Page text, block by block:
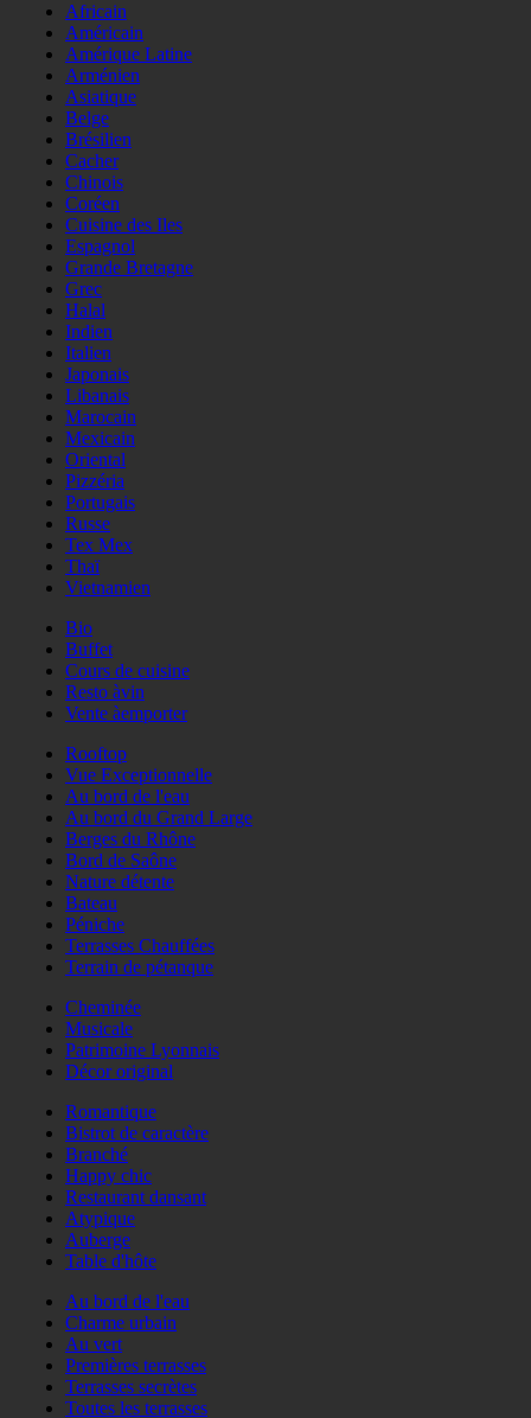
Africain
Américain
Amérique Latine
Arménien
Asiatique
Belge
Brésilien
Cacher
Chinois
Coréen
Cuisine des Iles
Espagnol
Grande Bretagne
Grec
Halal
Indien
Italien
Japonais
Libanais
Marocain
Mexicain
Oriental
Pizzéria
Portugais
Russe
Tex Mex
Thaï
Vietnamien
Bio
Buffet
Cours de cuisine
Resto àvin
Vente àemporter
Rooftop
Vue Exceptionnelle
Au bord de l'eau
Au bord du Grand Large
Berges du Rhône
Bord de Saône
Nature détente
Bateau
Péniche
Terrasses Chauffées
Terrain de pétanque
Cheminée
Musicale
Patrimoine Lyonnais
Décor original
Romantique
Bistrot de caractère
Branché
Happy chic
Restaurant dansant
Atypique
Auberge
Table d'hôte
Au bord de l'eau
Charme urbain
Au vert
Premières terrasses
Terrasses secrètes
Toutes les terrasses